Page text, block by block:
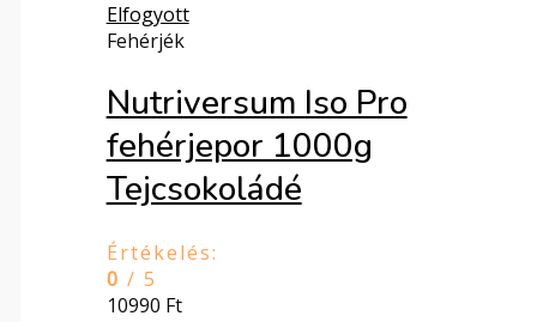
Elfogyott
Fehérjék
Nutriversum Iso Pro
fehérjepor 1000g
Tejcsokoládé
Értékelés:
0 / 5
10990 Ft